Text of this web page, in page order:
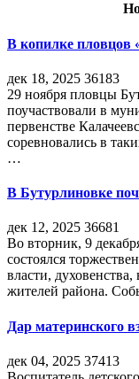
В копилке пловцов
дек 18, 2025 36183
29 ноября пловцы
поучаствовали в
первенстве
соревновались в
…
В Бутурлиновке
дек 12, 2025 36681
Во вторник, 9
состоялся
власти,
жителей района.
Дар материнского
дек 04, 2025 37413